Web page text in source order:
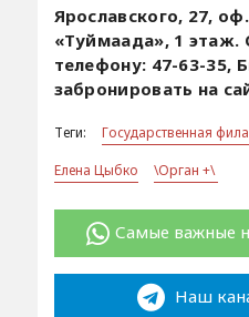
Ярославского, 27,
«Туймаада», 1 этаж.
телефону: 47-63-35,
забронировать на
Теги:
Государственная
Елена Цыбко
\Орган +\
Самые важные
Наш